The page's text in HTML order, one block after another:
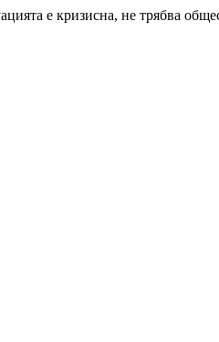
е кризисна, не трябва